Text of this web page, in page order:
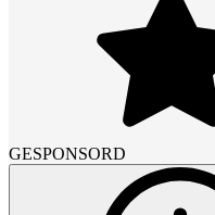
GESPONSORD